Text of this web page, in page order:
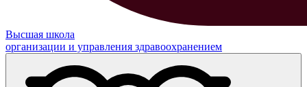
Высшая школа
организации и управления здравоохранением